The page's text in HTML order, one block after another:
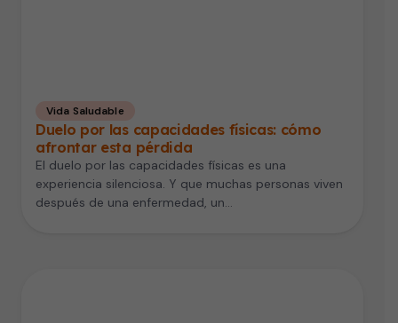
Vida Saludable
Duelo por las capacidades físicas: cómo
afrontar esta pérdida
El duelo por las capacidades físicas es una
experiencia silenciosa. Y que muchas personas viven
después de una enfermedad, un…